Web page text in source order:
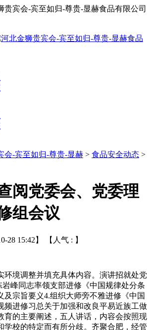
贵宾会-宾至如归-尊贵-显赫食品有限公司
会-宾至如归-尊贵-显赫 > 食品安全动态 >
阅党委会、党委理
组会议
28 15:42】 【人气 : 】
境调整并填充具体内容。演讲招就处党
峰同志率领支部进修《中国规律处分条
及宗旨要义4.组织大师旁不雅进修《中国
频进修习总关于加强和改良平易近族工做
育的主要阐述，五人讲话，内容会按照现
学校的特定而有所分歧。齐聚合肥，经管